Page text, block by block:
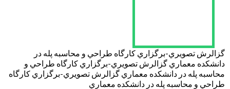
گزالرش تصويري-برگزاري كارگاه طراحي و محاسبه پله در
دانشكده معماري گزالرش تصويري-برگزاري كارگاه طراحي و
محاسبه پله در دانشكده معماري گزالرش تصويري-برگزاري كارگاه
طراحي و محاسبه پله در دانشكده معماري